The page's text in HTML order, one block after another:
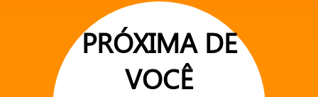
PRÓXIMA DE
VOCÊ